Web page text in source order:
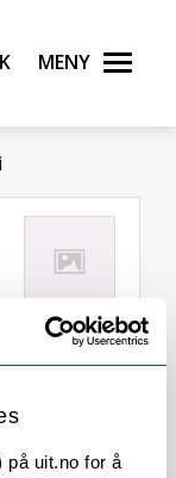
på uit.no for å
Meny